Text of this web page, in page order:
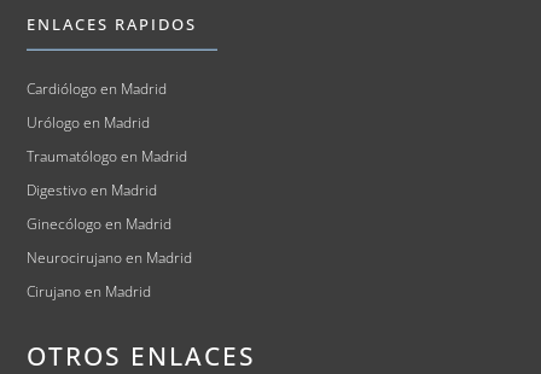
ENLACES RAPIDOS
Cardiólogo en Madrid
Urólogo en Madrid
Traumatólogo en Madrid
Digestivo en Madrid
Ginecólogo en Madrid
Neurocirujano en Madrid
Cirujano en Madrid
OTROS ENLACES